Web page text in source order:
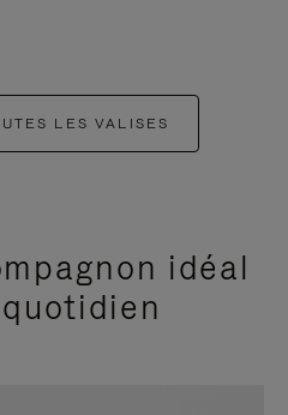
LES VALISES
idéal